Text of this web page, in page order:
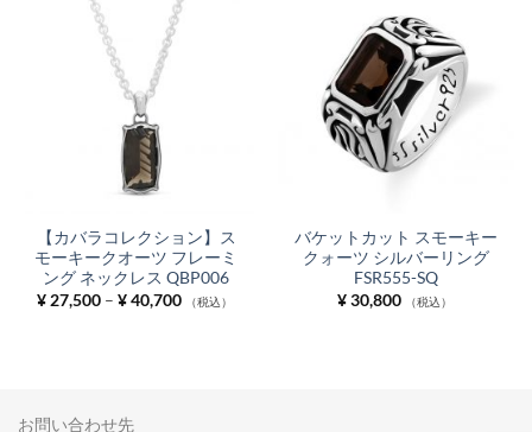
【カバラコレクション】ス
モーキークオーツ フレーミ
ング ネックレス QBP006
¥27,500 – ¥40,700価
格
（税込）
バケットカット スモーキー
クォーツ シルバーリング
FSR555-SQ
¥30,800 （税込）
お問い合わせ先